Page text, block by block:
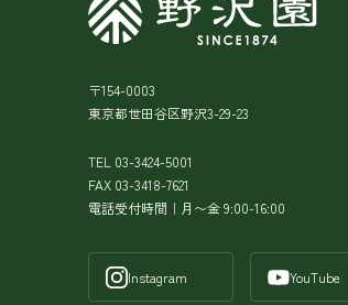
〒154-0003
東京都世田谷区野沢3-29-23
TEL 03-3424-5001
FAX 03-3418-7621
電話受付時間｜月〜金 9:00-16:00
Instagram YouTube